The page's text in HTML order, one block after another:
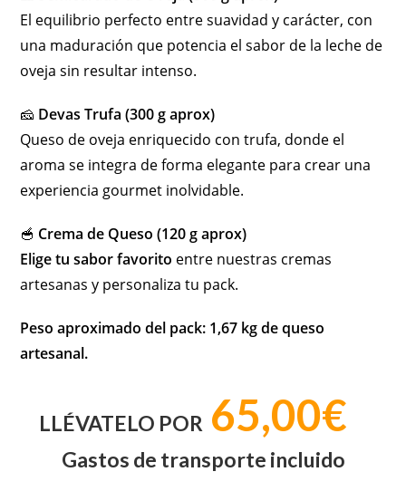
El equilibrio perfecto entre suavidad y carácter, con
una maduración que potencia el sabor de la leche de
oveja sin resultar intenso.
🧀 Devas Trufa (300 g aprox)
Queso de oveja enriquecido con trufa, donde el
aroma se integra de forma elegante para crear una
experiencia gourmet inolvidable.
🥣 Crema de Queso (120 g aprox)
Elige tu sabor favorito entre nuestras cremas
artesanas y personaliza tu pack.
Peso aproximado del pack: 1,67 kg de queso
artesanal.
LLÉVATELO POR 65,00€
Gastos de transporte incluido